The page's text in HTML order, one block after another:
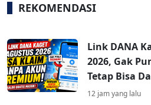
REKOMENDASI
Link DANA
2026, Gak
Tetap Bisa
12 jam yang lalu